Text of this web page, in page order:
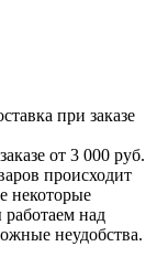
при заказе
от 3 000 руб.
происходит
некоторые
над
неудобства.